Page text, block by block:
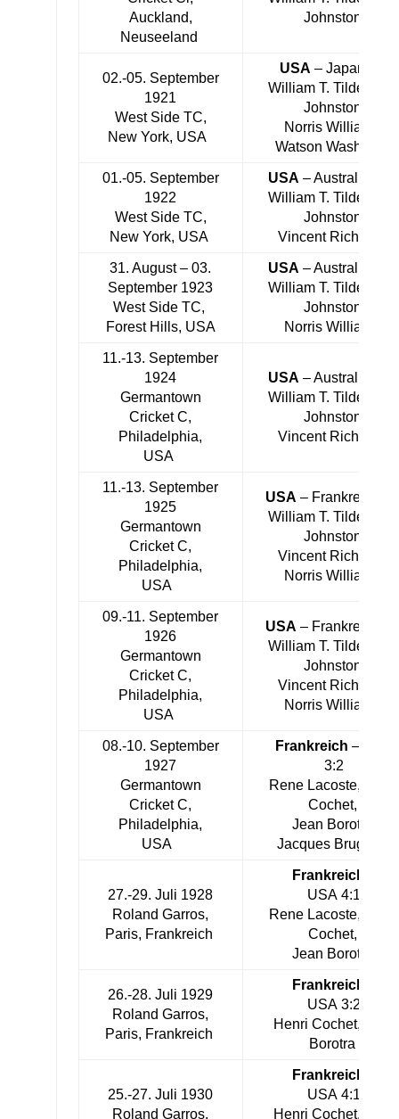
Auckland,
Neuseeland
Johnston
02.-05. September
1921
West Side TC,
New York, USA
USA – Japan 5:0
William T. Tilden,
Johnston,
Norris Williams,
Watson Washburn
01.-05. September
1922
West Side TC,
New York, USA
USA – Australien
William T. Tilden,
Johnston,
Vincent Richards
31. August – 03.
September 1923
West Side TC,
Forest Hills, USA
USA – Australien
William T. Tilden,
Johnston,
Norris Williams
11.-13. September
1924
Germantown
Cricket C,
Philadelphia,
USA
USA – Australien
William T. Tilden,
Johnston,
Vincent Richards
11.-13. September
1925
Germantown
Cricket C,
Philadelphia,
USA
USA – Frankreich
William T. Tilden,
Johnston,
Vincent Richards,
Norris Williams
09.-11. September
1926
Germantown
Cricket C,
Philadelphia,
USA
USA – Frankreich
William T. Tilden,
Johnston,
Vincent Richards,
Norris Williams
08.-10. September
1927
Germantown
Cricket C,
Philadelphia,
USA
Frankreich – USA
3:2
Rene Lacoste, Henri
Cochet,
Jean Borotra,
Jacques Brugnon
27.-29. Juli 1928
Roland Garros,
Paris, Frankreich
Frankreich
USA 4:1
Rene Lacoste, Henri
Cochet,
Jean Borotra
26.-28. Juli 1929
Roland Garros,
Paris, Frankreich
Frankreich
USA 3:2
Henri Cochet, Jean
Borotra
25.-27. Juli 1930
Roland Garros,
Frankreich
USA 4:1
Henri Cochet, Jean